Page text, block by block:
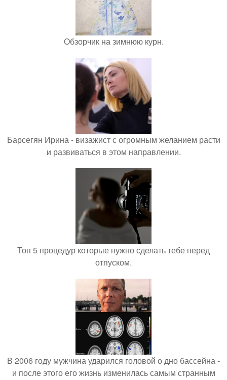
Обзорчик на зимнюю курн.
Барсегян Ирина - визажист с огромным желанием расти
и развиваться в этом направлении.
Топ 5 процедур которые нужно сделать тебе перед
отпуском.
В 2006 году мужчина ударился головой о дно бассейна -
и после этого его жизнь изменилась самым странным